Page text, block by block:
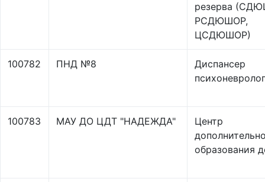
резерва
РСДЮШОР,
ЦСДЮШОР)
100782 ПНД №8
Диспансер
100783 МАУ ДО ЦДТ "НАДЕЖДА"
Центр
образования